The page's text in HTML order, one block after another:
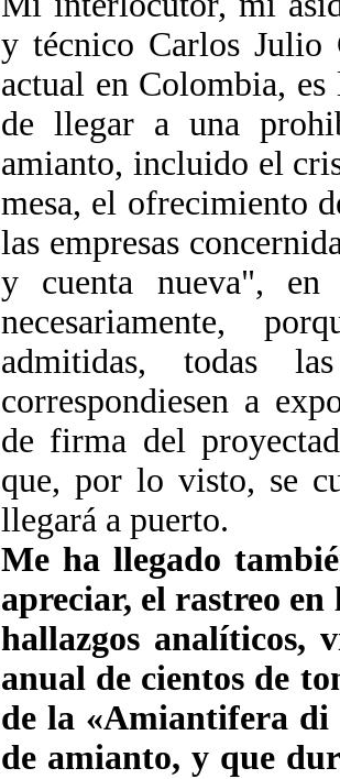
y técnico Carlos Julio
actual en Colombia,
de llegar a una
amianto, incluido el
mesa, el ofrecimiento
las empresas
y cuenta nueva", en
necesariamente,
admitidas, todas
correspondiesen a
de firma del
que, por lo visto, se
llegará a puerto.
Me ha llegado
apreciar, el rastreo
hallazgos analíticos,
anual de cientos de
de la «Amiantifera di
de amianto, y que